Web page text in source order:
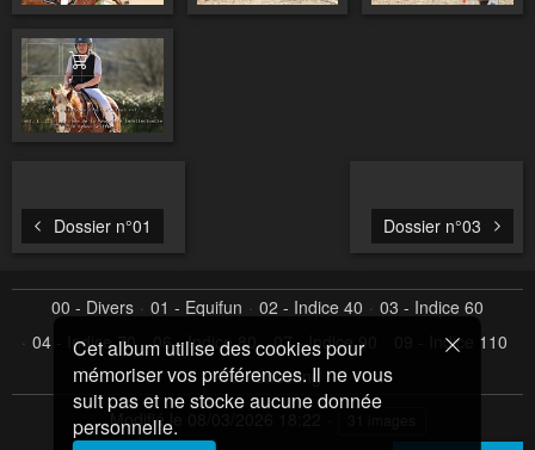
Ajouter au panier
Dossier n°01 Dossier n°03
00 - Divers 01 - Equifun 02 - Indice 40
03 - Indice 60
04 - Indice 70
06 - Indice 80 07 - Indice 90
09 - Indice 110
10 - Shooting
Modifié le
Cet album utilise des cookies pour
mémoriser vos préférences. Il ne vous
suit pas et ne stocke aucune donnée
personnelle.